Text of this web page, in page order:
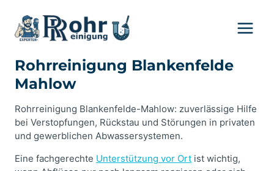
Inhalt
springen
Rohrreinigung Blankenfelde
Mahlow
Rohrreinigung Blankenfelde-Mahlow: zuverlässige Hilfe
bei Verstopfungen, Rückstau und Störungen in privaten
und gewerblichen Abwassersystemen.
Eine fachgerechte Unterstützung vor Ort ist wichtig,